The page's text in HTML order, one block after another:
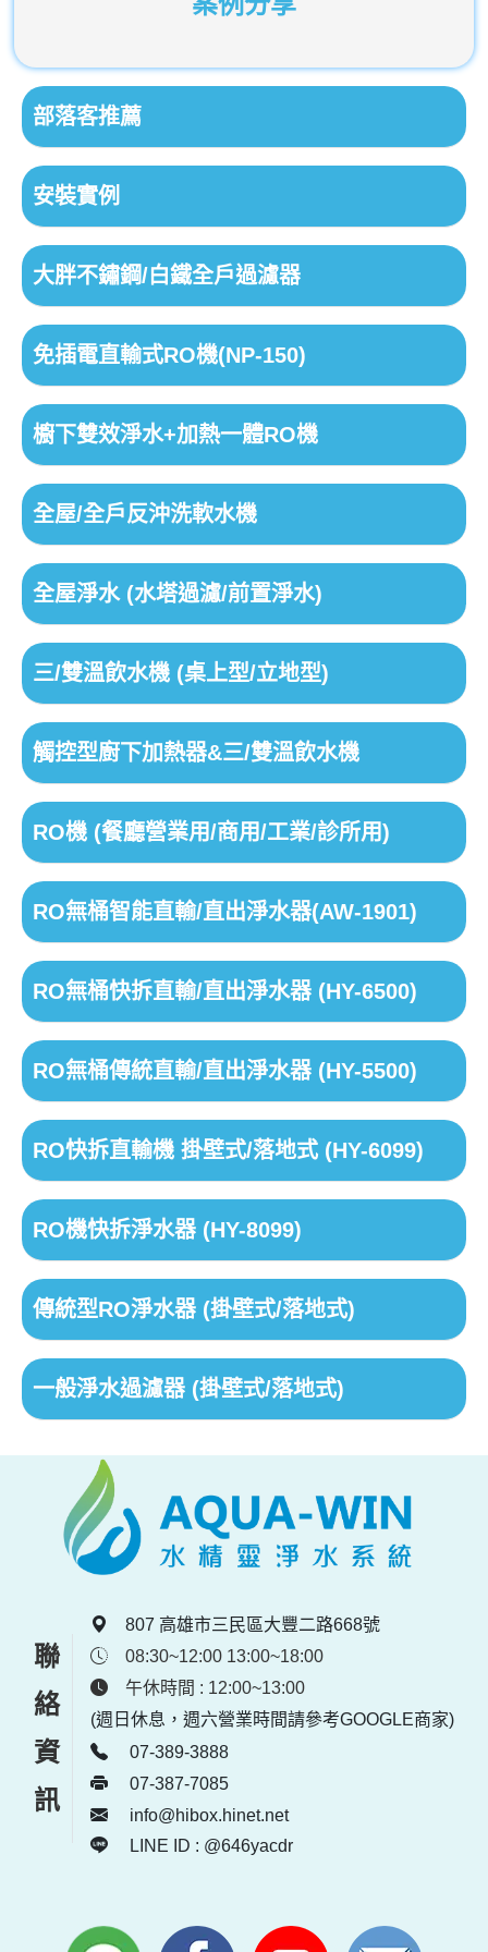
部落客推薦
安裝實例
大胖不鏽鋼/白鐵全戶過濾器
免插電直輸式RO機(NP-150)
櫥下雙效淨水+加熱一體RO機
全屋/全戶反沖洗軟水機
全屋淨水 (水塔過濾/前置淨水)
三/雙溫飲水機 (桌上型/立地型)
觸控型廚下加熱器&三/雙溫飲水機
RO機 (餐廳營業用/商用/工業/診所用)
RO無桶智能直輸/直出淨水器(AW-1901)
RO無桶快拆直輸/直出淨水器 (HY-6500)
RO無桶傳統直輸/直出淨水器 (HY-5500)
RO快拆直輸機 掛壁式/落地式 (HY-6099)
RO機快拆淨水器 (HY-8099)
傳統型RO淨水器 (掛壁式/落地式)
一般淨水過濾器 (掛壁式/落地式)
聯絡資訊
807 高雄市三民區大豐二路668號
08:30~12:00 13:00~18:00
午休時間 : 12:00~13:00
(週日休息，週六營業時間請參考GOOGLE商家)
07-389-3888
07-387-7085
info@hibox.hinet.net
LINE ID : @646yacdr